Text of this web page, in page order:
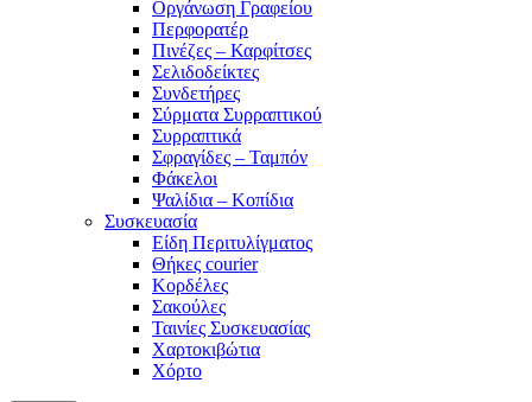
Οργάνωση Γραφείου
Περφορατέρ
Πινέζες – Καρφίτσες
Σελιδοδείκτες
Συνδετήρες
Σύρματα Συρραπτικού
Συρραπτικά
Σφραγίδες – Ταμπόν
Φάκελοι
Ψαλίδια – Κοπίδια
Συσκευασία
Είδη Περιτυλίγματος
Θήκες courier
Κορδέλες
Σακούλες
Ταινίες Συσκευασίας
Χαρτοκιβώτια
Χόρτο